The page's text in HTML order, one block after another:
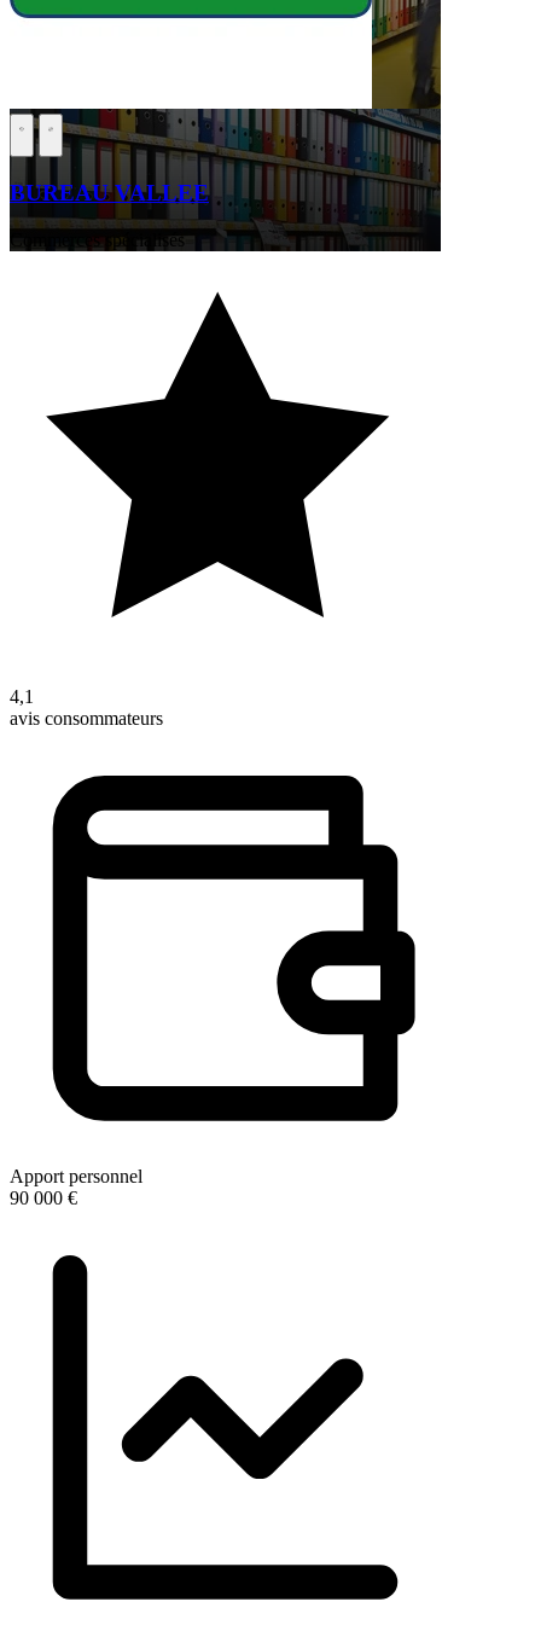
BUREAU VALLEE
Commerces spécialisés
4,1
avis consommateurs
Apport personnel
90 000 €